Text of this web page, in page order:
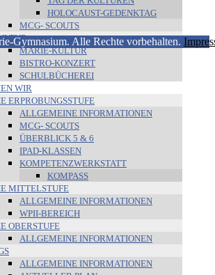
HOLOCAUST-GEDENKTAG
MCG- SCOUTS
MARIE-KULTUR
BISTRO-KONZERT
SCHULBÜCHEREI
WIR
ERPROBUNGSSTUFE
ALLGEMEINE INFORMATIONEN
MCG- SCOUTS
ÜBERBLICK 5 & 6
IPAD-KLASSEN
KOMPETENZWERKSTATT
KOMPASS
MITTELSTUFE
ALLGEMEINE INFORMATIONEN
WPII-BEREICH
OBERSTUFE
ALLGEMEINE INFORMATIONEN
ALLGEMEINE INFORMATIONEN
Gymnasium. Alle Rechte vorbehalten.